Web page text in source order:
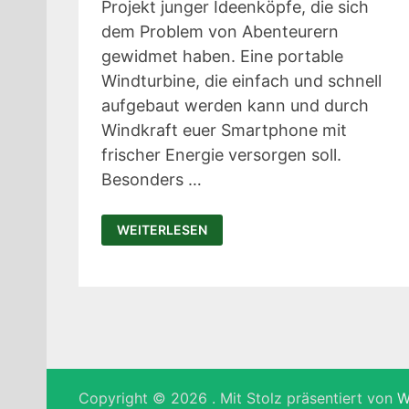
Projekt junger Ideenköpfe, die sich
dem Problem von Abenteurern
gewidmet haben. Eine portable
Windturbine, die einfach und schnell
aufgebaut werden kann und durch
Windkraft euer Smartphone mit
frischer Energie versorgen soll.
Besonders …
WINDPAX:
TRAGBARE
WINDTURBINE
WEITERLESEN
Copyright © 2026 . Mit Stolz präsentiert von